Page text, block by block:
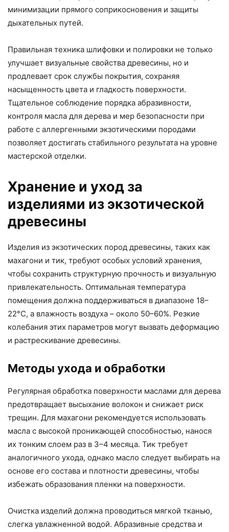
минимизации прямого соприкосновения и защиты
дыхательных путей.
Правильная техника шлифовки и полировки не только
улучшает визуальные свойства древесины, но и
продлевает срок службы покрытия, сохраняя
насыщенность цвета и гладкость поверхности.
Тщательное соблюдение порядка абразивности,
контроля масла для дерева и мер безопасности при
работе с аллергенными экзотическими породами
позволяет достигать стабильного результата на уровне
мастерской отделки.
Хранение и уход за
изделиями из экзотической
древесины
Изделия из экзотических пород древесины, таких как
махагони и тик, требуют особых условий хранения,
чтобы сохранить структурную прочность и визуальную
привлекательность. Оптимальная температура
помещения должна поддерживаться в диапазоне 18–
22°C, а влажность воздуха – около 50–60%. Резкие
колебания этих параметров могут вызвать деформацию
и растрескивание древесины.
Методы ухода и обработки
Регулярная обработка поверхности маслами для дерева
предотвращает высыхание волокон и снижает риск
трещин. Для махагони рекомендуется использовать
масла с высокой проникающей способностью, нанося
их тонким слоем раз в 3–4 месяца. Тик требует
аналогичного ухода, однако масло следует выбирать на
основе его состава и плотности древесины, чтобы
избежать образования пленки на поверхности.
Очистка изделий должна проводиться мягкой тканью,
слегка увлажненной водой. Абразивные средства и